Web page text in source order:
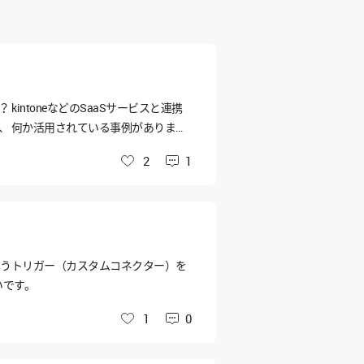
kintoneなどのSaaSサービスと連携
何か活用されている事例がありまし
いいね
2 1
トリガー（カスタムコネクター）を
す。
いいね1 0